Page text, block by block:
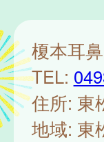
榎本耳
TEL:
住所: 東
地域: 東